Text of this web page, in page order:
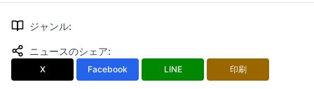
ジャンル:
ニュースのシェア:
X Facebook LINE 印刷